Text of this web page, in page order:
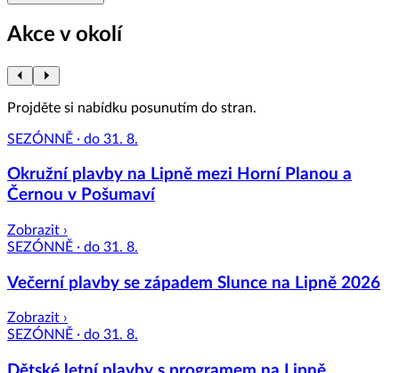
Akce v okolí
Projděte si nabídku posunutím do stran.
SEZÓNNĚ · do 31. 8.
Okružní plavby na Lipně mezi Horní Planou a
Černou v Pošumaví
Zobrazit ›
SEZÓNNĚ · do 31. 8.
Večerní plavby se západem Slunce na Lipně 2026
Zobrazit ›
SEZÓNNĚ · do 31. 8.